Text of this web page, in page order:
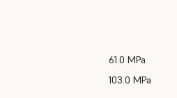
61.0 MPa
103.0 MPa